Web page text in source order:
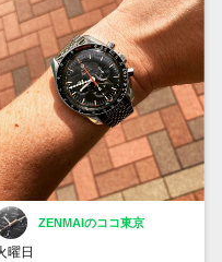
ZENMAIのココ東京
曜日